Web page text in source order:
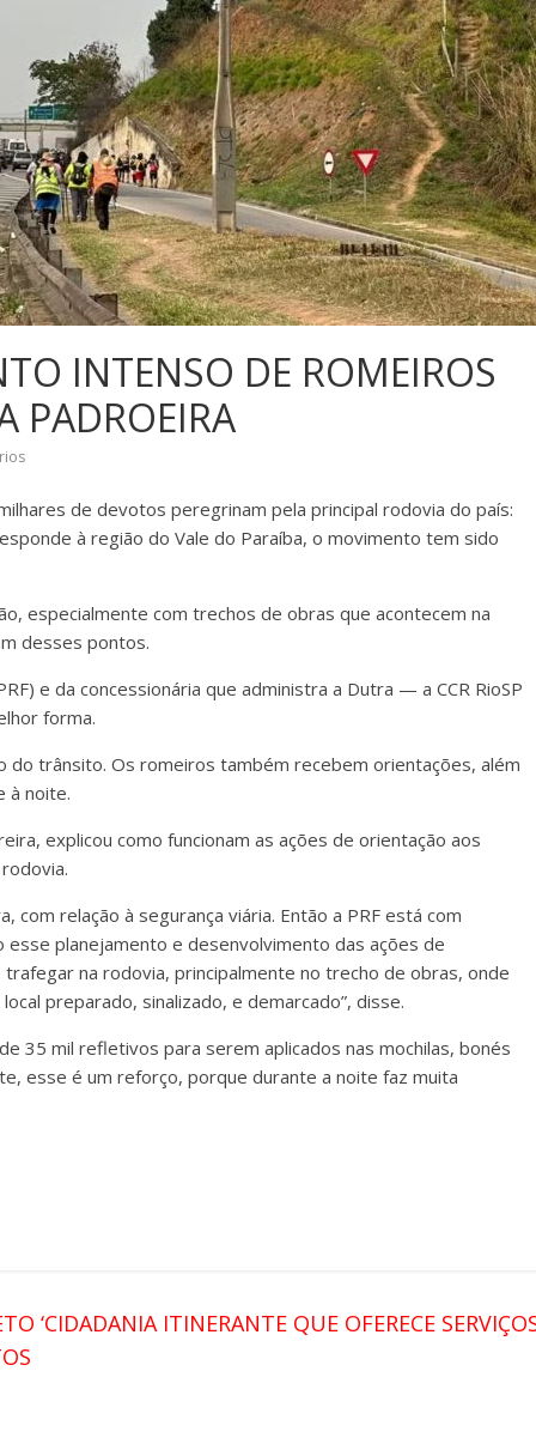
INTENSO DE ROMEIROS
PADROEIRA
de devotos peregrinam pela principal rodovia do país:
à região do Vale do Paraíba, o movimento tem sido
especialmente com trechos de obras que acontecem na
desses pontos.
e da concessionária que administra a Dutra — a CCR RioSP
forma.
do trânsito. Os romeiros também recebem orientações, além
à noite.
explicou como funcionam as ações de orientação aos
com relação à segurança viária. Então a PRF está com
esse planejamento e desenvolvimento das ações de
na rodovia, principalmente no trecho de obras, onde
preparado, sinalizado, e demarcado”, disse.
35 mil refletivos para serem aplicados nas mochilas, bonés
esse é um reforço, porque durante a noite faz muita
‘CIDADANIA ITINERANTE QUE OFERECE